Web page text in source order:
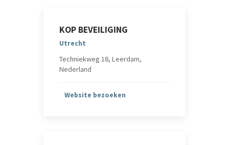
KOP BEVEILIGING
Utrecht
Techniekweg 18, Leerdam,
Nederland
Website bezoeken